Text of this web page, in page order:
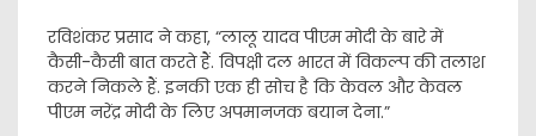
रविशंकर प्रसाद ने कहा, “लालू यादव पीएम मोदी के बारे में
कैसी-कैसी बात करते हैं. विपक्षी दल भारत में विकल्प की तलाश
करने निकले हैं. इनकी एक ही सोच है कि केवल और केवल
पीएम नरेंद्र मोदी के लिए अपमानजक बयान देना.”